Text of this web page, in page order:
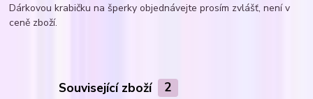
Dárkovou krabičku na šperky objednávejte prosím zvlášť, není v
ceně zboží.
Související zboží 2